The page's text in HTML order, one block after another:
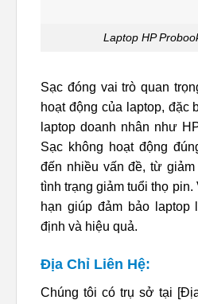
Laptop HP
Sạc đóng vai trò quan
hoạt động của laptop, đặc
laptop doanh nhân như
Sạc không hoạt động
đến nhiều vấn đề, từ
tình trạng giảm tuổi thọ pin.
hạn giúp đảm bảo laptop
định và hiệu quả.
Địa Chỉ Liên Hệ:
Chúng tôi có trụ sở tại